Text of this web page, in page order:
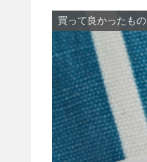
買って良かったもの